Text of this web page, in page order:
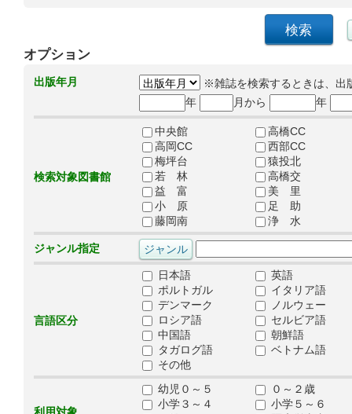
オプション
出版年月
※雑誌を検索するときは、出
年
月から 年
検索対象図書館
中央館
高橋CC
高岡CC
西部CC
梅坪台
猿投北
若 林
高橋交
益 富
美 里
小 原
足 助
藤岡南
浄 水
ジャンル指定
言語区分
日本語
英語
ポルトガル
イタリア語
デンマーク
ノルウェー
ロシア語
セルビア語
中国語
朝鮮語
タガログ語
ベトナム語
その他
幼児０～５
０～２歳
小学３～４
小学５～６